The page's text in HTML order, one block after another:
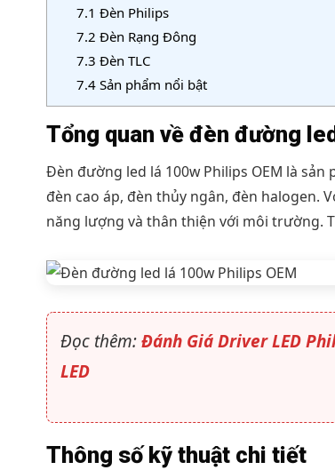
7.1 Đèn Philips
7.2 Đèn Rạng Đông
7.3 Đèn TLC
7.4Sản phẩm nổi bật
Tổng quan về đèn đường
Đèn đường led lá 100w Philips OEM là
đèn cao áp, đèn thủy ngân, đèn halogen.
năng lượng và thân thiện với môi trường.
Đọc thêm:Đánh Giá Driver LED
LED
Thông số kỹ thuật chi tiết